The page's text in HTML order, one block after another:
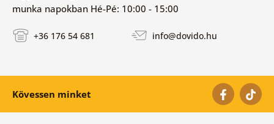
munka napokban Hé-Pé: 10:00 - 15:00
+36 176 54 681 info@dovido.hu
Kövessen minket